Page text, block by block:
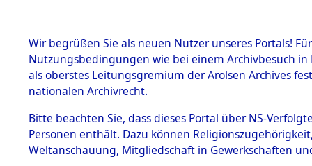
BESTÄNDE
1.
Inhaftierungsdoku
mente
1.2.9 Beim ITS
0001
Wir begrüßen Sie als neuen Nutzer unseres Portals!
Nutzungsbedingungen wie bei einem Archivbesuch
als oberstes Leitungsgremium der Arolsen Archives
nationalen Archivrecht.
Bitte beachten Sie, dass dieses Portal über NS-
Personen enthält. Dazu können
Weltanschauung, Mitgliedschaft in Gewerkschaften